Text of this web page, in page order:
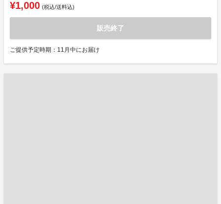
¥1,000 (税込/送料込)
販売終了
ご提供予定時期：11月中にお届け